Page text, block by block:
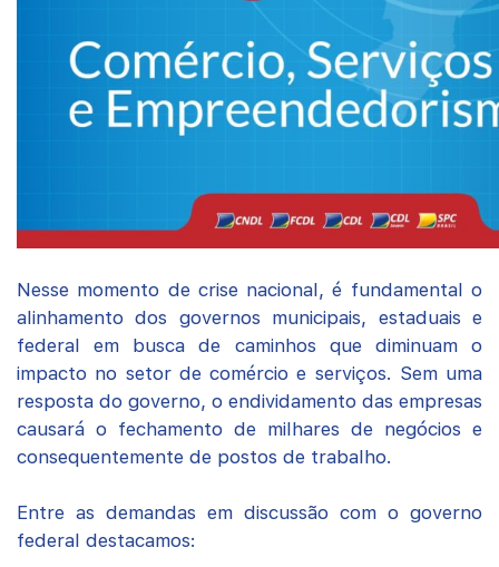
Nesse momento de crise nacional, é fundamental o
alinhamento dos governos municipais, estaduais e
federal em busca de caminhos que diminuam o
impacto no setor de comércio e serviços. Sem uma
resposta do governo, o endividamento das empresas
causará o fechamento de milhares de negócios e
consequentemente de postos de trabalho.
Entre as demandas em discussão com o governo
federal destacamos: